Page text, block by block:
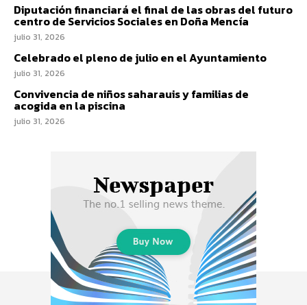
Diputación financiará el final de las obras del futuro
centro de Servicios Sociales en Doña Mencía
julio 31, 2026
Celebrado el pleno de julio en el Ayuntamiento
julio 31, 2026
Convivencia de niños saharauis y familias de
acogida en la piscina
julio 31, 2026